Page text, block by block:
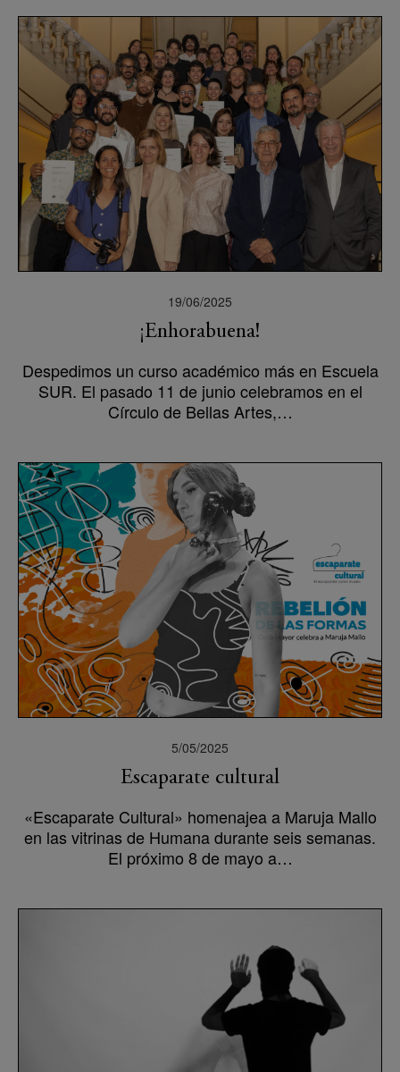
19/06/2025
¡Enhorabuena!
Despedimos un curso académico más en Escuela
SUR. El pasado 11 de junio celebramos en el
Círculo de Bellas Artes,…
5/05/2025
Escaparate cultural
«Escaparate Cultural» homenajea a Maruja Mallo
en las vitrinas de Humana durante seis semanas.
El próximo 8 de mayo a…